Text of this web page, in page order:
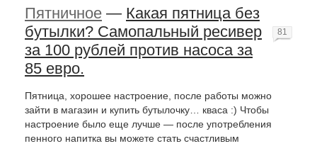
Пятничное — Какая пятница без
бутылки? Самопальный ресивер
за 100 рублей против насоса за
85 евро.
Пятница, хорошее настроение, после работы можно
зайти в магазин и купить бутылочку… кваса :) Чтобы
настроение было еще лучше — после употребления
пенного напитка вы можете стать счастливым
81